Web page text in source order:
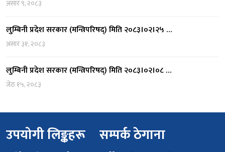
असार ९, २०८३
लुम्बिनी प्रदेश सरकार (मन्त्रिपरिषद्) मिति २०८३।०२।२५ …
असार ३१, २०८३
लुम्बिनी प्रदेश सरकार (मन्त्रिपरिषद्) मिति २०८३।०२।०८ …
जेठ १५, २०८३
उपयोगी लिङ्कहरू सम्पर्क ठेगाना